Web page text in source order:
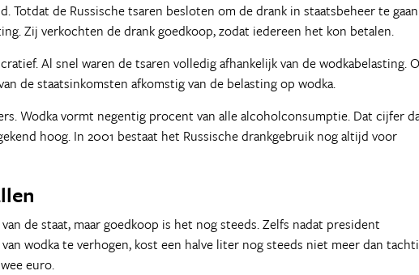
Totdat de Russische tsaren besloten om de drank in staatsbeheer te gaan
Zij verkochten de drank goedkoop, zodat iedereen het kon betalen.
Al snel waren de tsaren volledig afhankelijk van de wodkabelasting.
de staatsinkomsten afkomstig van de belasting op wodka.
Wodka vormt negentig procent van alle alcoholconsumptie. Dat cijfer
hoog. In 2001 bestaat het Russische drankgebruik nog altijd voor
de staat, maar goedkoop is het nog steeds. Zelfs nadat president
wodka te verhogen, kost een halve liter nog steeds niet meer dan
euro.